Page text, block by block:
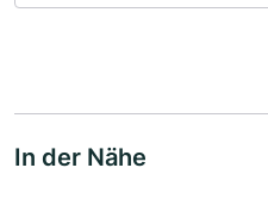
In der Nähe